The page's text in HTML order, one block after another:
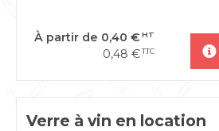
À partir de 0,40 € HT
0,48 €TTC
Verre à vin en location